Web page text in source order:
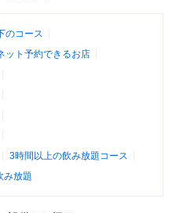
のコース
ット予約できるお店
3時間以上の飲み放題コース
み放題